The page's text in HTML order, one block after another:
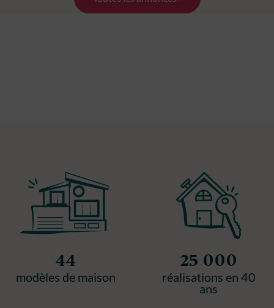
44
modèles de maison
25 000
réalisations en 40
ans